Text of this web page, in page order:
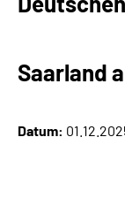
Über uns
Online-Services
Saarland
Datum: